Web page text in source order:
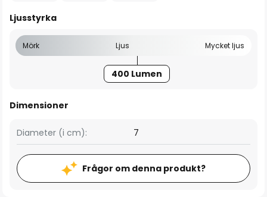
Ljusstyrka
Mörk Ljus Mycket ljus
400 Lumen
Dimensioner
Diameter (i cm): 7
Frågor om denna produkt?